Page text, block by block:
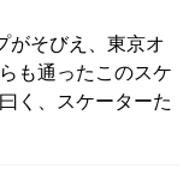
がそびえ、東京オ
も通ったこのスケ
く、スケーターた